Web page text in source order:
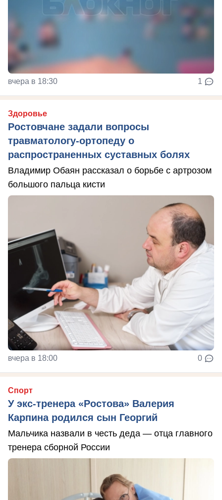
вчера в 18:30 1
Здоровье
Ростовчане задали вопросы
травматологу-ортопеду о
распространенных суставных болях
Владимир Обаян рассказал о борьбе с артрозом
большого пальца кисти
вчера в 18:00 0
Спорт
У экс-тренера «Ростова» Валерия
Карпина родился сын Георгий
Мальчика назвали в честь деда — отца главного
тренера сборной России